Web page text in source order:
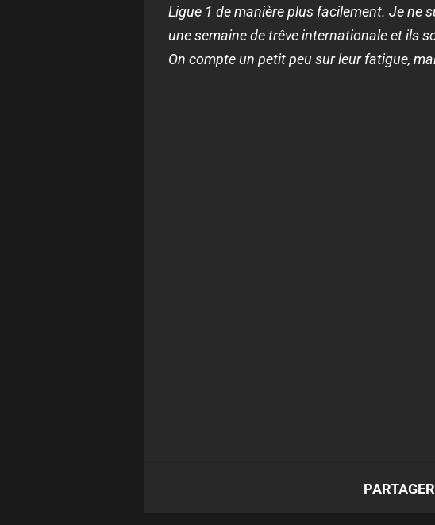
Ligue 1 de manière plus facilement. Je ne
une semaine de trêve internationale et ils
On compte un petit peu sur leur fatigue,